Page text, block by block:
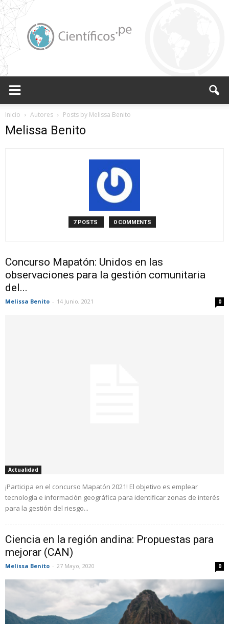
Peruanos
Inicio Autores Posts by Melissa Benito
Melissa Benito
7 POSTS 0 COMMENTS
Concurso Mapatón: Unidos en las
observaciones para la gestión comunitaria
del...
Melissa Benito - 14 Junio, 2021 0
Actualidad
¡Participa en el concurso Mapatón 2021! El objetivo es emplear
tecnología e información geográfica para identificar zonas de interés
para la gestión del riesgo...
Ciencia en la región andina: Propuestas para
mejorar (CAN)
Melissa Benito - 27 Mayo, 2020 0